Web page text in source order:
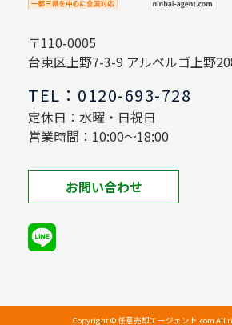
〒110-0005
台東区上野7-3-9 アルベルゴ上野
TEL：0120-693-728
定休日：水曜・日祝日
営業時間：10:00～18:00
お問い合わせ
Copyright © 任意売却エージェント.com All